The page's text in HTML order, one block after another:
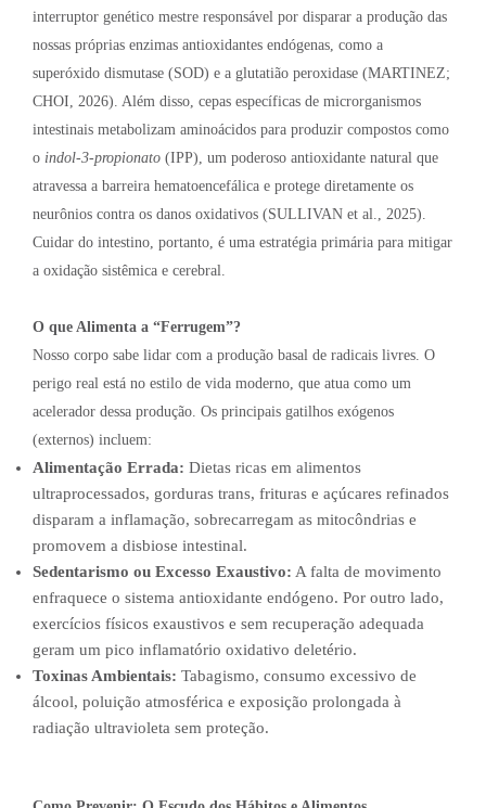
interruptor genético mestre responsável por disparar a produção das
nossas próprias enzimas antioxidantes endógenas, como a
superóxido dismutase (SOD) e a glutatião peroxidase (MARTINEZ;
CHOI, 2026). Além disso, cepas específicas de microrganismos
intestinais metabolizam aminoácidos para produzir compostos como
o indol-3-propionato (IPP), um poderoso antioxidante natural que
atravessa a barreira hematoencefálica e protege diretamente os
neurônios contra os danos oxidativos (SULLIVAN et al., 2025).
Cuidar do intestino, portanto, é uma estratégia primária para mitigar
a oxidação sistêmica e cerebral.
O que Alimenta a “Ferrugem”?
Nosso corpo sabe lidar com a produção basal de radicais livres. O
perigo real está no estilo de vida moderno, que atua como um
acelerador dessa produção. Os principais gatilhos exógenos
(externos) incluem:
Alimentação Errada: Dietas ricas em alimentos
ultraprocessados, gorduras trans, frituras e açúcares refinados
disparam a inflamação, sobrecarregam as mitocôndrias e
promovem a disbiose intestinal.
Sedentarismo ou Excesso Exaustivo: A falta de movimento
enfraquece o sistema antioxidante endógeno. Por outro lado,
exercícios físicos exaustivos e sem recuperação adequada
geram um pico inflamatório oxidativo deletério.
Toxinas Ambientais: Tabagismo, consumo excessivo de
álcool, poluição atmosférica e exposição prolongada à
radiação ultravioleta sem proteção.